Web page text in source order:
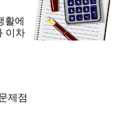
활에
이차
제점